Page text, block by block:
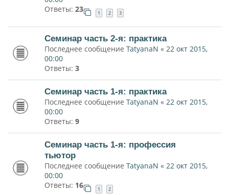
Ответы: 23 1 2 3
Семинар часть 2-я: практика
Последнее сообщение TatyanaN « 22 окт 2015,
00:00
Ответы: 3
Семинар часть 1-я: практика
Последнее сообщение TatyanaN « 22 окт 2015,
00:00
Ответы: 9
Семинар часть 1-я: профессия
тьютор
Последнее сообщение TatyanaN « 22 окт 2015,
00:00
Ответы: 16 1 2